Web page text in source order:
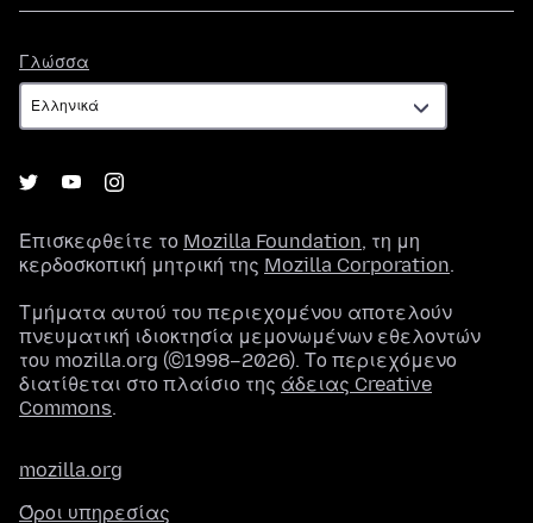
Γλώσσα
Επισκεφθείτε το Mozilla Foundation, τη μη
κερδοσκοπική μητρική της Mozilla Corporation.
Τμήματα αυτού του περιεχομένου αποτελούν
πνευματική ιδιοκτησία μεμονωμένων εθελοντών
του mozilla.org (©1998–2026). Το περιεχόμενο
διατίθεται στο πλαίσιο της άδειας Creative
Commons.
mozilla.org
Όροι υπηρεσίας